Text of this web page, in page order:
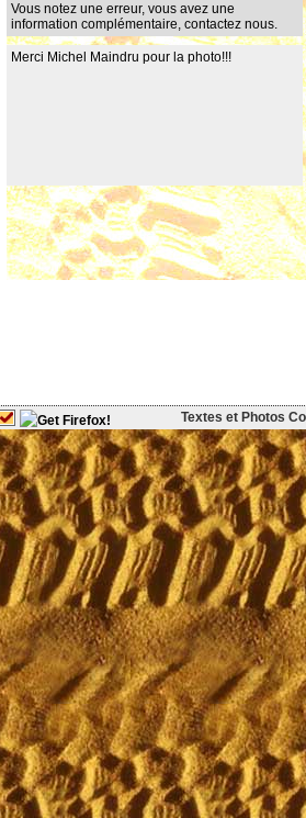
Vous notez une erreur, vous avez une
information complémentaire, contactez nous.
Merci Michel Maindru pour la photo!!!
Textes et Photos